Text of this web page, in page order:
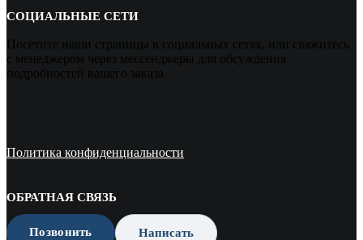
СОЦИАЛЬНЫЕ СЕТИ
Посетите наши страницы в социальных сетях, или свяжитесь
с менеджером через мессенджеры для обсуждения
подробностей вашего заказа
Политика конфиденциальности
ОБРАТНАЯ СВЯЗЬ
Позвонить Написать